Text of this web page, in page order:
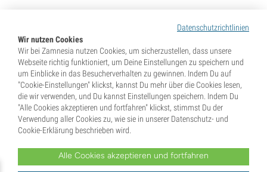
Datenschutzrichtlinien
Wir nutzen Cookies
Wir bei Zamnesia nutzen Cookies, um sicherzustellen, dass unsere
Webseite richtig funktioniert, um Deine Einstellungen zu speichern und
um Einblicke in das Besucherverhalten zu gewinnen. Indem Du auf
"Cookie-Einstellungen" klickst, kannst Du mehr über die Cookies lesen,
die wir verwenden, und Du kannst Einstellungen speichern. Indem Du
"Alle Cookies akzeptieren und fortfahren" klickst, stimmst Du der
Verwendung aller Cookies zu, wie sie in unserer Datenschutz- und
Cookie-Erklärung beschrieben wird.
Alle Cookies akzeptieren und fortfahren
* Samen werden als Souvenirs verkauft. In vielen Ländern ist die Keimung von Samen illegal. Informiere